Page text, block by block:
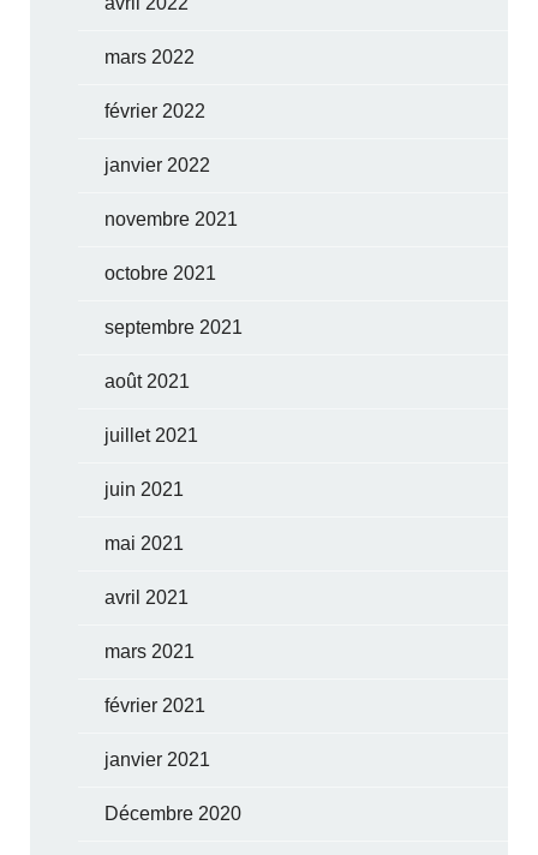
mars 2022
février 2022
janvier 2022
novembre 2021
octobre 2021
septembre 2021
août 2021
juillet 2021
juin 2021
mai 2021
avril 2021
mars 2021
février 2021
janvier 2021
Décembre 2020